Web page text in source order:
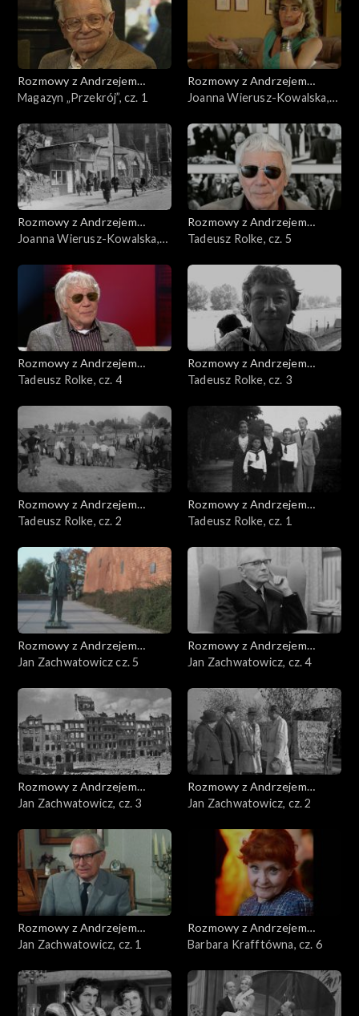
Rozmowy z Andrzejem
Doboszem
Magazyn „Przekrój”, cz. 1
Rozmowy z Andrzejem
Doboszem
Joanna Wierusz-Kowalska,
Rozmowy z Andrzejem
Doboszem
Joanna Wierusz-Kowalska,
Rozmowy z Andrzejem
Doboszem
Tadeusz Rolke, cz. 5
Rozmowy z Andrzejem
Doboszem
Tadeusz Rolke, cz. 4
Rozmowy z Andrzejem
Doboszem
Tadeusz Rolke, cz. 3
Rozmowy z Andrzejem
Doboszem
Tadeusz Rolke, cz. 2
Rozmowy z Andrzejem
Doboszem
Tadeusz Rolke, cz. 1
Rozmowy z Andrzejem
Doboszem
Jan Zachwatowicz cz. 5
Rozmowy z Andrzejem
Doboszem
Jan Zachwatowicz, cz. 4
Rozmowy z Andrzejem
Doboszem
Jan Zachwatowicz, cz. 3
Rozmowy z Andrzejem
Doboszem
Jan Zachwatowicz, cz. 2
Rozmowy z Andrzejem
Doboszem
Jan Zachwatowicz, cz. 1
Rozmowy z Andrzejem
Doboszem
Barbara Krafftówna, cz. 6